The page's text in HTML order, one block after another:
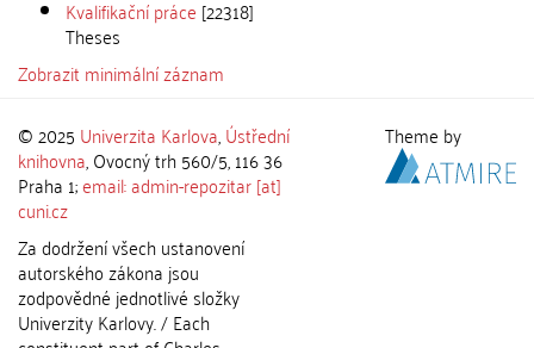
Kvalifikační práce [22318]
Theses
Zobrazit minimální záznam
© 2025 Univerzita Karlova,Ústřední
knihovna, Ovocný trh 560/5, 116 36
Praha 1;email: admin-repozitar [at]
cuni.cz
Za dodržení všech ustanovení
autorského zákona jsou
zodpovědné jednotlivé složky
Univerzity Karlovy. / Each
Theme by